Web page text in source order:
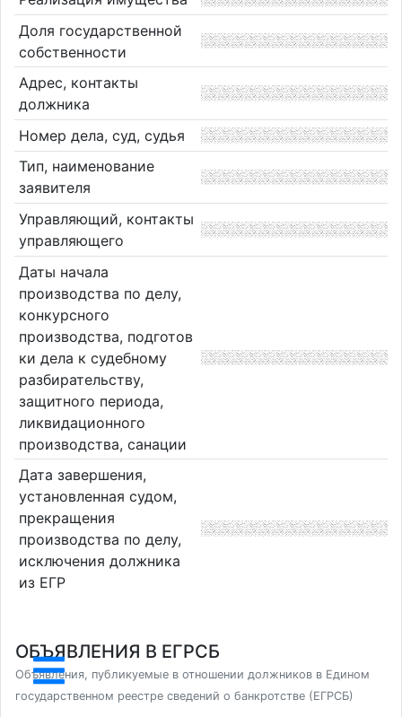
Доля государственной
собственности
Адрес, контакты
должника
Номер дела, суд, судья
Тип, наименование
заявителя
Управляющий, контакты
управляющего
Даты начала
производства по делу,
конкурсного
производства, подготов
ки дела к судебному
разбирательству,
защитного периода,
ликвидационного
производства, санации
Дата завершения,
установленная судом,
прекращения
производства по делу,
исключения должника
из ЕГР
ОБЪЯВЛЕНИЯ В ЕГРСБ
Объявления, публикуемые в отношении должников в Едином
государственном реестре сведений о банкротстве (ЕГРСБ)